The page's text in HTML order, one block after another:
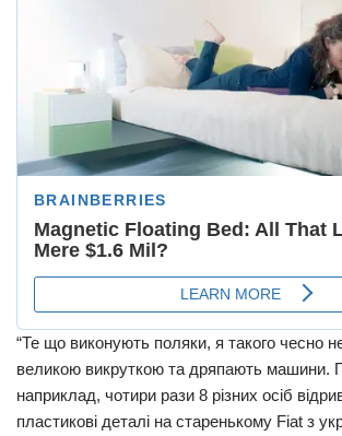
“Те що виконують поляки, я такого чесно
великою викруткою та дряпають машини.
наприклад, чотири рази 8 різних осіб
пластикові деталі на старенькому Fiat з